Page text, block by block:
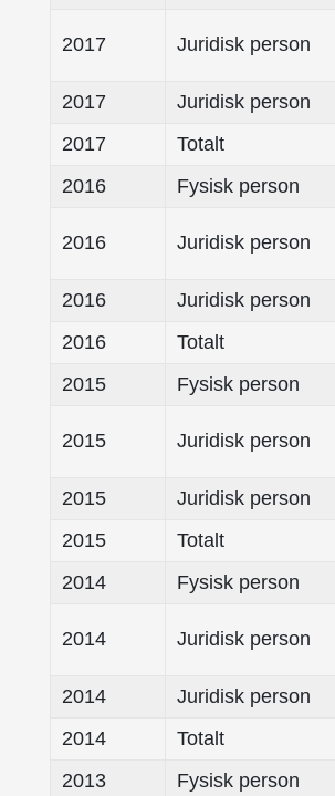
2017 Juridisk person
2017
Juridisk person
2017
Totalt
2016
Fysisk person
2016 Juridisk person
2016
Juridisk person
2016
Totalt
2015
Fysisk person
2015 Juridisk person
2015
Juridisk person
2015
Totalt
2014
Fysisk person
2014 Juridisk person
2014
Juridisk person
2014
Totalt
2013
Fysisk person